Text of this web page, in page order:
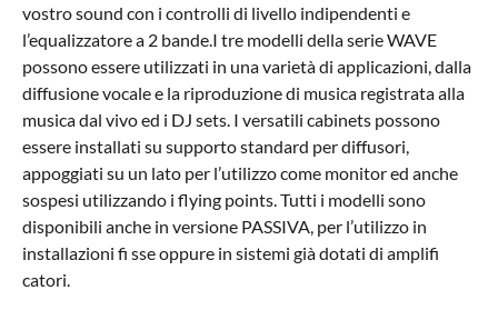
vostro sound con i controlli di livello indipendenti e
l’equalizzatore a 2 bande.I tre modelli della serie WAVE
possono essere utilizzati in una varietà di applicazioni, dalla
diffusione vocale e la riproduzione di musica registrata alla
musica dal vivo ed i DJ sets. I versatili cabinets possono
essere installati su supporto standard per diffusori,
appoggiati su un lato per l’utilizzo come monitor ed anche
sospesi utilizzando i flying points. Tutti i modelli sono
disponibili anche in versione PASSIVA, per l’utilizzo in
installazioni fi sse oppure in sistemi già dotati di amplifi
catori.